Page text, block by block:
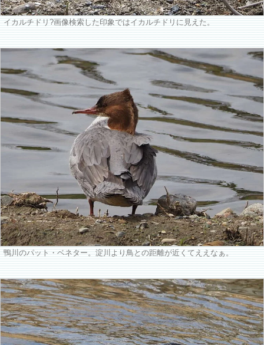
イカルチドリ?画像検索した印象ではイカルチドリに見えた。
鴨川のパット・ベネター。淀川より鳥との距離が近くてええなぁ。